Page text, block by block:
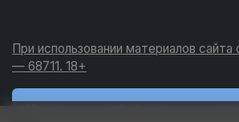
При использовании материалов
— 68711. 18+